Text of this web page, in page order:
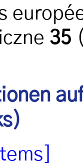
35